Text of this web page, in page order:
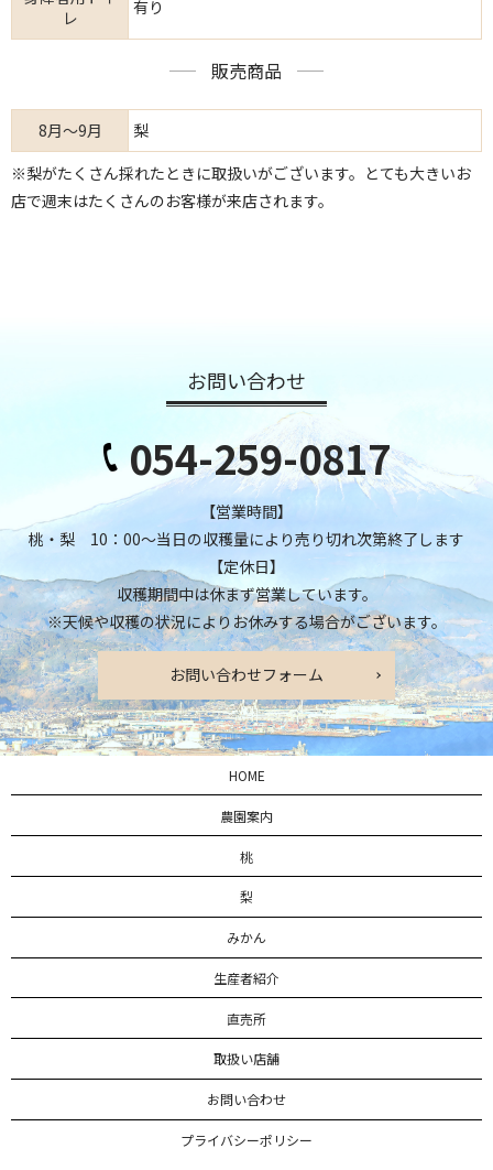
レ
有り
販売商品
8月～9月
梨
※梨がたくさん採れたときに取扱いがございます。とても大きいお
店で週末はたくさんのお客様が来店されます。
お問い合わせ
054-259-0817
【営業時間】
桃・梨 10：00～当日の収穫量により売り切れ次第終了します
【定休日】
収穫期間中は休まず営業しています。
※天候や収穫の状況によりお休みする場合がございます。
お問い合わせフォーム
HOME
農園案内
桃
梨
みかん
生産者紹介
直売所
取扱い店舗
お問い合わせ
プライバシーポリシー